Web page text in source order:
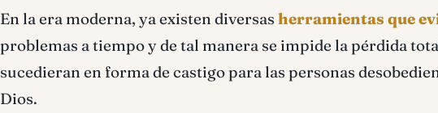
En la era moderna, ya existen diversas herramientas que
problemas a tiempo y de tal manera se impide la pérdida
sucedieran en forma de castigo para las personas
Dios.